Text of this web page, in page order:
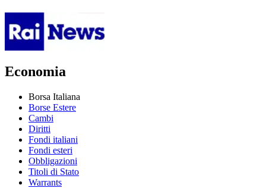
Economia
Borsa Italiana
Borse Estere
Cambi
Diritti
Fondi italiani
Fondi esteri
Obbligazioni
Titoli di Stato
Warrants